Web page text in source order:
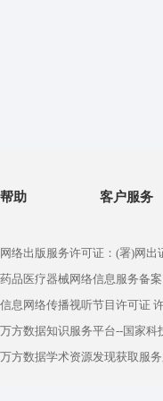
帮助 客户服务
网络出版服务许可证：(署)网出
药品医疗器械网络信息服务备
信息网络传播视听节目许可证
万方数据知识服务平台--国家科
万方数据学术资源发现获取服